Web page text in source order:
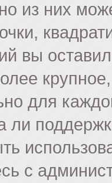
из них
вы
для
ли
с